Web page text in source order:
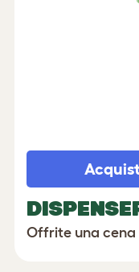
Offrite una cena